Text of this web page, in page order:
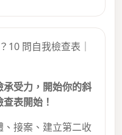
問自我檢查表｜
受力，開始你的斜
表開始！
接案、建立第二收